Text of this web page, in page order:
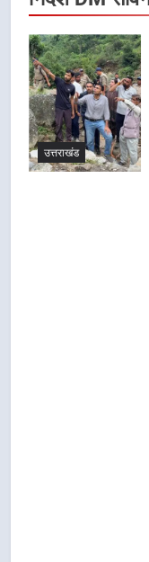
उत्तराखंड